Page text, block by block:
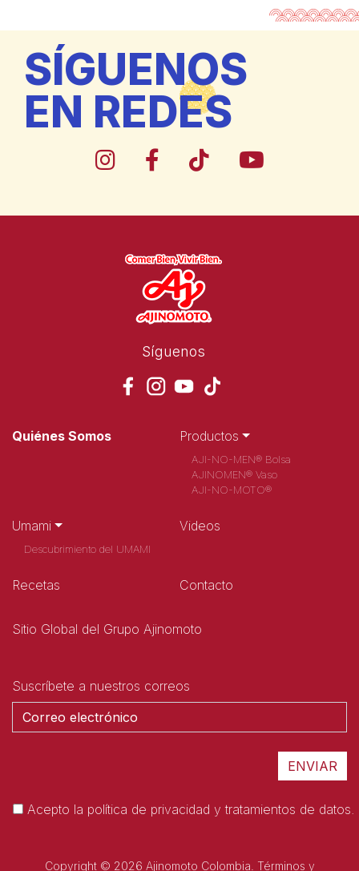
SÍGUENOS
EN REDES
Síguenos
Quiénes Somos Productos
AJI-NO-MEN® Bolsa
AJINOMEN® Vaso
AJI-NO-MOTO®
Umami
Descubrimiento del UMAMI
Videos
Recetas Contacto
Sitio Global del Grupo Ajinomoto
Suscríbete a nuestros correos
Acepto la política de privacidad y tratamientos de datos.
Copyright © 2026 Ajinomoto Colombia. Términos y